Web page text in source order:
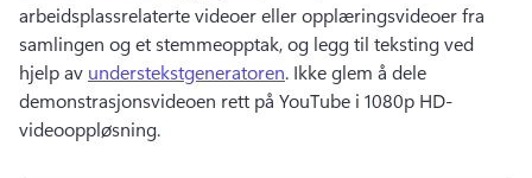
arbeidsplassrelaterte videoer eller opplæringsvideoer fra
samlingen og et stemmeopptak, og legg til teksting ved
hjelp av understekstgeneratoren. Ikke glem å dele
demonstrasjonsvideoen rett på YouTube i 1080p HD-
videooppløsning.